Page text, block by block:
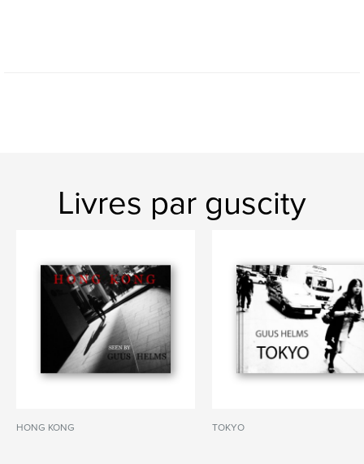
Livres par guscity
HONG KONG TOKYO